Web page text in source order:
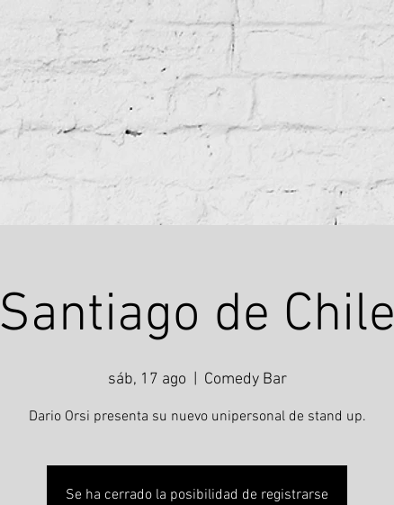
Santiago de Chile
sáb, 17 ago Comedy Bar
Dario Orsi presenta su nuevo unipersonal de stand up.
Se ha cerrado la posibilidad de registrarse